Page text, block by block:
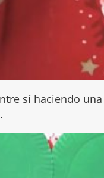
sí haciendo